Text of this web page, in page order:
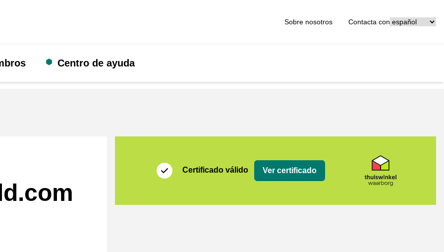
Sobre nosotros Contacta con
Centro de ayuda
Certificado válido Ver certificado